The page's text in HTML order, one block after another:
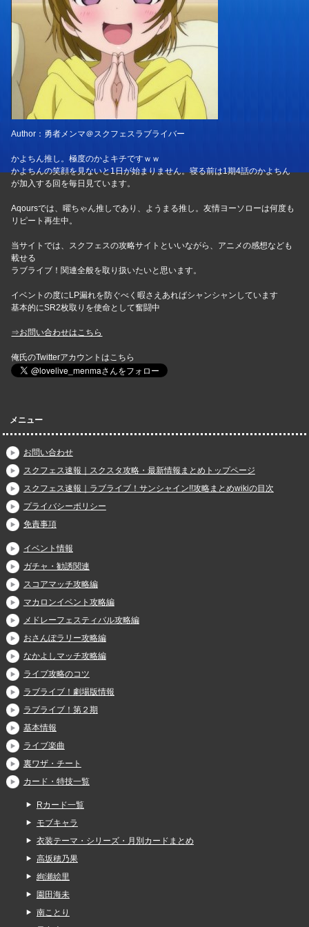
Author：勇者メンマ＠スクフェスラブライバー
かよちん推し。極度のかよキチですｗｗ
かよちんの笑顔を見ないと1日が始まりません。寝る前は1期4話のかよちん
が加入する回を毎日見ています。
Aqoursでは、曜ちゃん推しであり、ようまる推し。友情ヨーソローは何度も
リピート再生中。
当サイトでは、スクフェスの攻略サイトといいながら、アニメの感想なども
載せる
ラブライブ！関連全般を取り扱いたいと思います。
イベントの度にLP漏れを防ぐべく暇さえあればシャンシャンしています
基本的にSR2枚取りを使命として奮闘中
⇒お問い合わせはこちら
俺氏のTwitterアカウントはこちら
メニュー
お問い合わせ
スクフェス速報｜スクスタ攻略・最新情報まとめトップページ
スクフェス速報｜ラブライブ！サンシャイン!!攻略まとめwikiの目次
プライバシーポリシー
免責事項
イベント情報
ガチャ・勧誘関連
スコアマッチ攻略編
マカロンイベント攻略編
メドレーフェスティバル攻略編
おさんぽラリー攻略編
なかよしマッチ攻略編
ライブ攻略のコツ
ラブライブ！劇場版情報
ラブライブ！第２期
基本情報
ライブ楽曲
裏ワザ・チート
カード・特技一覧
Rカード一覧
モブキャラ
衣装テーマ・シリーズ・月別カードまとめ
高坂穂乃果
絢瀬絵里
園田海未
南ことり